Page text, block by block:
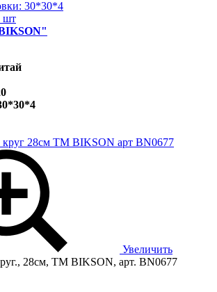
30*30*4
шт
Увеличить
28см, ТМ BIKSON, арт. BN0677